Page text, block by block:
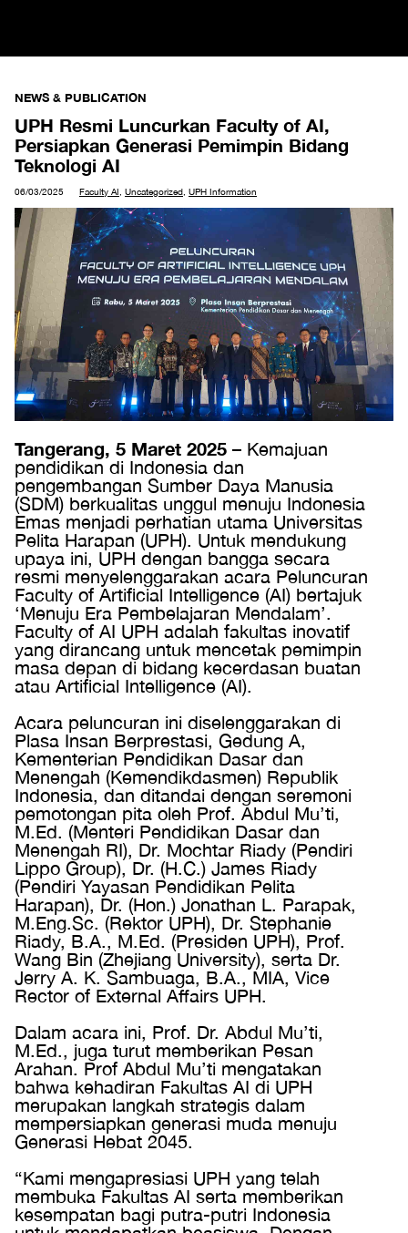
NEWS & PUBLICATION
UPH Resmi Luncurkan Faculty of AI,
Persiapkan Generasi Pemimpin Bidang
Teknologi AI
06/03/2025 Faculty AI Uncategorized UPH Information
Tangerang, 5 Maret 2025 – Kemajuan
pendidikan di Indonesia dan
pengembangan Sumber Daya Manusia
(SDM) berkualitas unggul menuju Indonesia
Emas menjadi perhatian utama Universitas
Pelita Harapan (UPH). Untuk mendukung
upaya ini, UPH dengan bangga secara
resmi menyelenggarakan acara Peluncuran
Faculty of Artificial Intelligence (AI) bertajuk
‘Menuju Era Pembelajaran Mendalam’.
Faculty of AI UPH adalah fakultas inovatif
yang dirancang untuk mencetak pemimpin
masa depan di bidang kecerdasan buatan
atau Artificial Intelligence (AI).
Acara peluncuran ini diselenggarakan di
Plasa Insan Berprestasi, Gedung A,
Kementerian Pendidikan Dasar dan
Menengah (Kemendikdasmen) Republik
Indonesia, dan ditandai dengan seremoni
pemotongan pita oleh Prof. Abdul Mu’ti,
M.Ed. (Menteri Pendidikan Dasar dan
Menengah RI), Dr. Mochtar Riady (Pendiri
Lippo Group), Dr. (H.C.) James Riady
(Pendiri Yayasan Pendidikan Pelita
Harapan), Dr. (Hon.) Jonathan L. Parapak,
M.Eng.Sc. (Rektor UPH), Dr. Stephanie
Riady, B.A., M.Ed. (Presiden UPH), Prof.
Wang Bin (Zhejiang University), serta Dr.
Jerry A. K. Sambuaga, B.A., MIA, Vice
Rector of External Affairs UPH.
Dalam acara ini, Prof. Dr. Abdul Mu’ti,
M.Ed., juga turut memberikan Pesan
Arahan. Prof Abdul Mu’ti mengatakan
bahwa kehadiran Fakultas AI di UPH
merupakan langkah strategis dalam
mempersiapkan generasi muda menuju
Generasi Hebat 2045.
“Kami mengapresiasi UPH yang telah
membuka Fakultas AI serta memberikan
kesempatan bagi putra-putri Indonesia